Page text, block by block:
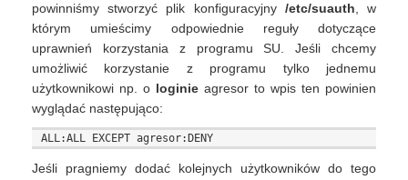
powinniśmy stworzyć plik konfiguracyjny /etc/suauth , w
którym umieścimy odpowiednie reguły dotyczące
uprawnień korzystania z programu SU. Jeśli chcemy
umożliwić korzystanie z programu tylko jednemu
użytkownikowi np. o loginie agresor to wpis ten powinien
wyglądać następująco:
Jeśli pragniemy dodać kolejnych użytkowników do tego